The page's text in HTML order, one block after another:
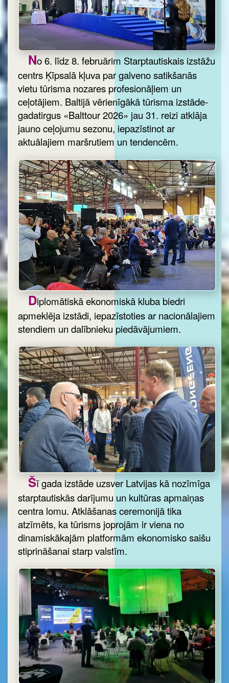
No 6. līdz 8. februārim Starptautiskais izstāžu
centrs Ķīpsalā kļuva par galveno satikšanās
vietu tūrisma nozares profesionāļiem un
ceļotājiem. Baltijā vērienīgākā tūrisma izstāde-
gadatirgus «Balttour 2026» jau 31. reizi atklāja
jauno ceļojumu sezonu, iepazīstinot ar
aktuālajiem maršrutiem un tendencēm.
Diplomātiskā ekonomiskā kluba biedri
apmeklēja izstādi, iepazīstoties ar nacionālajiem
stendiem un dalībnieku piedāvājumiem.
Šī gada izstāde uzsver Latvijas kā nozīmīga
starptautiskās darījumu un kultūras apmaiņas
centra lomu. Atklāšanas ceremonijā tika
atzīmēts, ka tūrisms joprojām ir viena no
dinamiskākajām platformām ekonomisko saišu
stiprināšanai starp valstīm.